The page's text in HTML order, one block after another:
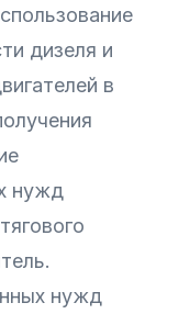
дизеля и
в
нужд
нужд